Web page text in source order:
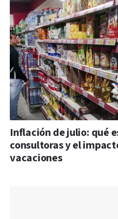
Inflación de julio: qué
consultoras y el
vacaciones